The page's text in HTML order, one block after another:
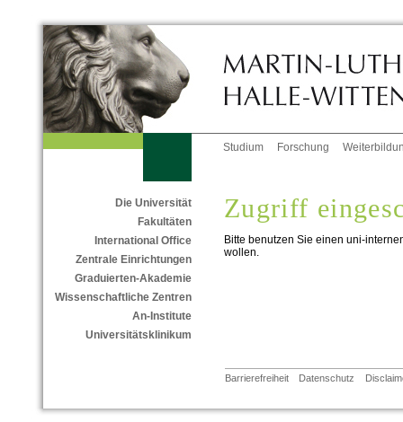
Studium Forschung
Die Universität
Fakultäten
International Office
Zentrale Einrichtungen
Graduierten-Akademie
Wissenschaftliche Zentren
An-Institute
Universitätsklinikum
Zugriff
Bitte benutzen Sie einen uni-
wollen.
Barrierefreiheit Datenschutz